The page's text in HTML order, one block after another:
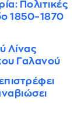
Πολιτικές
1850–1870
Λίνας
Γαλανού